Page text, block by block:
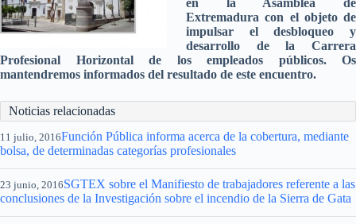
en la Asamblea de
Extremadura con el objeto de
impulsar el desbloqueo y
desarrollo de la Carrera
Profesional Horizontal de los empleados públicos. Os
mantendremos informados del resultado de este encuentro.
Noticias relacionadas
11 julio, 2016Función Pública informa acerca de la cobertura, mediante
bolsa, de determinadas categorías profesionales
23 junio, 2016SGTEX sobre el Manifiesto de trabajadores referente a las
conclusiones de la Investigación sobre el incendio de la Sierra de Gata